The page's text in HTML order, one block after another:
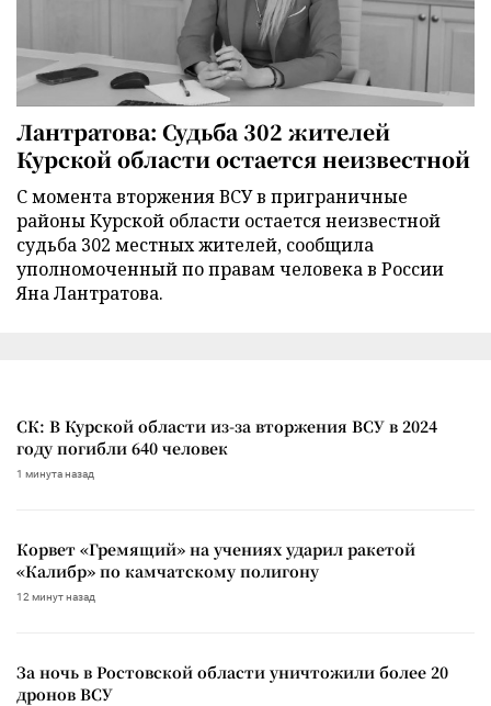
Лантратова: Судьба 302 жителей
Курской области остается неизвестной
С момента вторжения ВСУ в приграничные
районы Курской области остается неизвестной
судьба 302 местных жителей, сообщила
уполномоченный по правам человека в России
Яна Лантратова.
СК: В Курской области из-за вторжения ВСУ в 2024
году погибли 640 человек
1 минута назад
Корвет «Гремящий» на учениях ударил ракетой
«Калибр» по камчатскому полигону
12 минут назад
За ночь в Ростовской области уничтожили более 20
дронов ВСУ